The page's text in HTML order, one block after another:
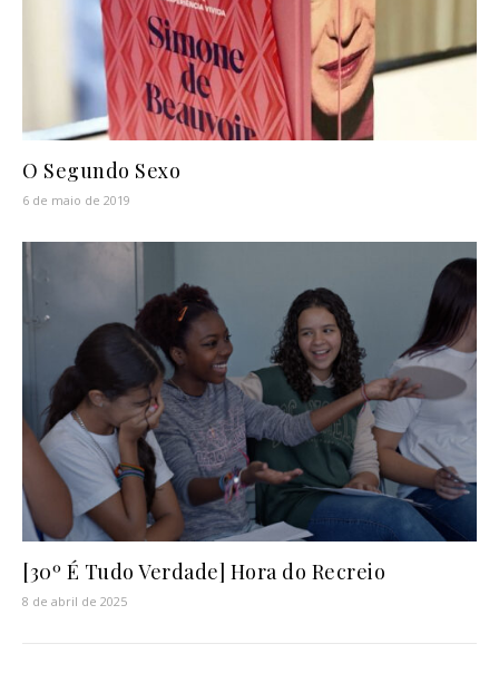
O Segundo Sexo
6 de maio de 2019
[30º É Tudo Verdade] Hora do Recreio
8 de abril de 2025